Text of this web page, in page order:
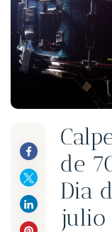
de
Dia
julio